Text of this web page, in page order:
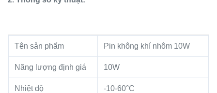
Tên sản phẩm Pin không khí nhôm 10W
Năng lượng định giá 10W
Nhiệt độ -10-60°C